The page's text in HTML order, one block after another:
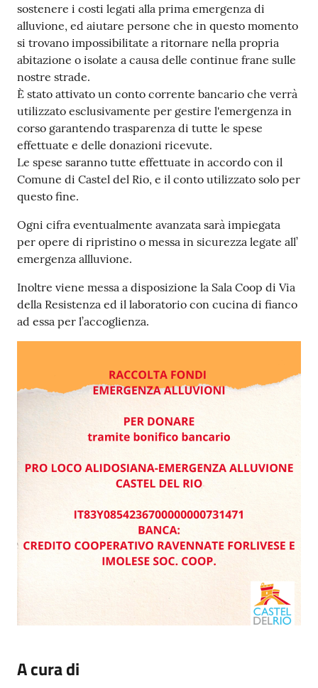
sostenere i costi legati alla prima emergenza di
alluvione, ed aiutare persone che in questo momento
si trovano impossibilitate a ritornare nella propria
abitazione o isolate a causa delle continue frane sulle
nostre strade.
È stato attivato un conto corrente bancario che verrà
utilizzato esclusivamente per gestire l'emergenza in
corso garantendo trasparenza di tutte le spese
effettuate e delle donazioni ricevute.
Le spese saranno tutte effettuate in accordo con il
Comune di Castel del Rio, e il conto utilizzato solo per
questo fine.
Ogni cifra eventualmente avanzata sarà impiegata
per opere di ripristino o messa in sicurezza legate all’
emergenza allluvione.
Inoltre viene messa a disposizione la Sala Coop di Via
della Resistenza ed il laboratorio con cucina di fianco
ad essa per l’accoglienza.
A cura di